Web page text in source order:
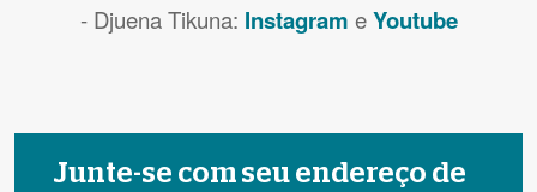
- Djuena Tikuna: Instagram eYoutube
Junte-se com seu endereço de